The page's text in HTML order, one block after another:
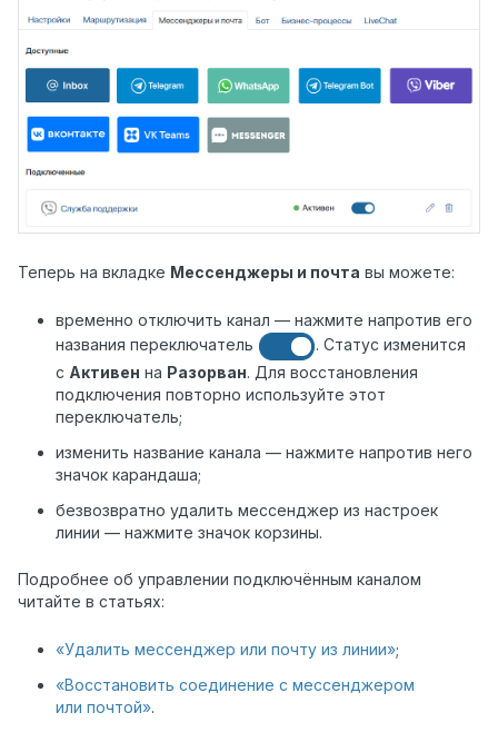
Теперь на вкладке Мессенджеры и почта вы можете:
временно отключить канал — нажмите напротив его
названия переключатель
. Статус изменится
с Активен на Разорван. Для восстановления
подключения повторно используйте этот
переключатель;
изменить название канала — нажмите напротив него
значок карандаша;
безвозвратно удалить мессенджер из настроек
линии — нажмите значок корзины.
Подробнее об управлении подключённым каналом
читайте в статьях:
«Удалить мессенджер или почту из линии»;
«Восстановить соединение с мессенджером
или почтой».